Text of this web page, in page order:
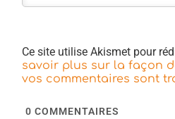
Ce site utilise Akismet pour
savoir plus sur la façon
vos commentaires sont
0 COMMENTAIRES